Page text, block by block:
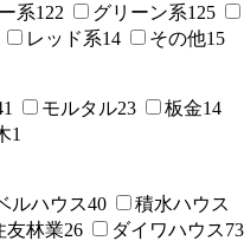
系122 グリーン系125
レッド系14 その他15
モルタル23 板金14
1
ルハウス40
積水ハウス
友林業26 ダイワハウス73